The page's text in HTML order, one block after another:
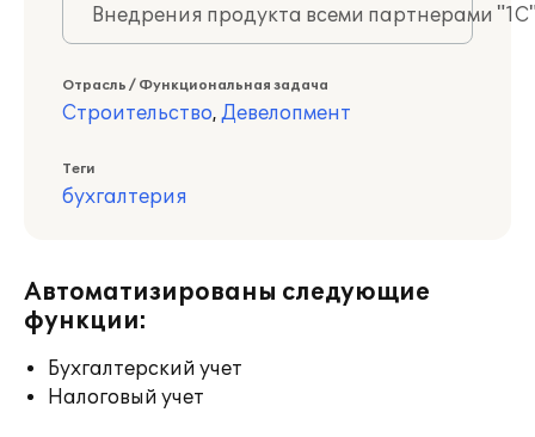
Внедрения продукта всеми партнерами
Отрасль / Функциональная задача
Строительство, Девелопмент
Теги
бухгалтерия
Автоматизированы следующие
функции:
Бухгалтерский учет
Налоговый учет